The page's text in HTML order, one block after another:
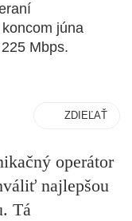
júna
Mbps.
ZDIEĽAŤ
operátor
najlepšou
Tá